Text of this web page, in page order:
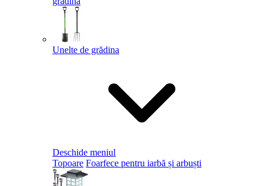
Unelte de grădina
Deschide meniul
Topoare Foarfece pentru iarbă și arbuști